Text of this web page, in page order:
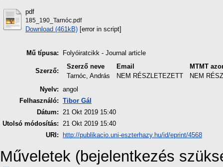
pdf
185_190_Tarnóc.pdf
Download (461kB) [error in script]
Mű típusa: Folyóiratcikk - Journal article
Szerző:
Szerző neve Email
MTMT
Tarnóc, András
NEM RÉSZLETEZETT
NEM
Nyelv: angol
Felhasználó: Tibor Gál
Dátum: 21 Okt 2019 15:40
Utolsó módosítás: 21 Okt 2019 15:40
URI:
http://publikacio.uni-eszterhazy.hu/id/eprint/4568
Műveletek (bejelentkezés